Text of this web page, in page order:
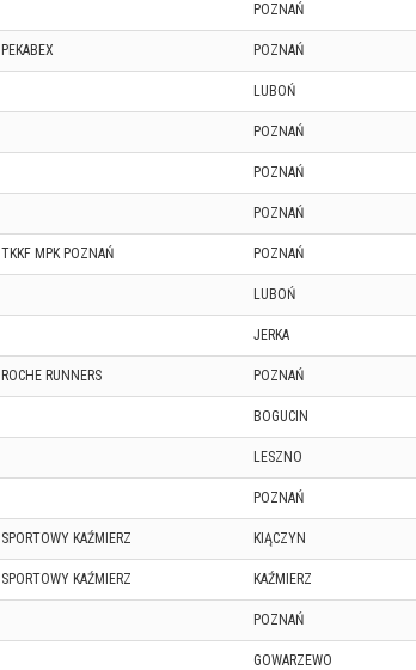
POZNAŃ
PEKABEX POZNAŃ
LUBOŃ
POZNAŃ
POZNAŃ
POZNAŃ
TKKF MPK POZNAŃ POZNAŃ
LUBOŃ
JERKA
ROCHE RUNNERS POZNAŃ
BOGUCIN
LESZNO
POZNAŃ
SPORTOWY KAŹMIERZ KIĄCZYN
SPORTOWY KAŹMIERZ KAŹMIERZ
POZNAŃ
GOWARZEWO